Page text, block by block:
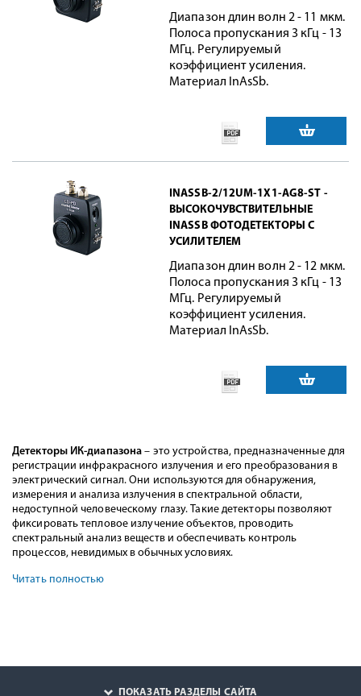
Диапазон длин волн 2 - 11 мкм.
Полоса пропускания 3 кГц - 13
МГц. Регулируемый
коэффициент усиления.
Материал InAsSb.
INASSB-2/12UM-1X1-AG8-ST -
ВЫСОКОЧУВСТВИТЕЛЬНЫЕ
INASSB ФОТОДЕТЕКТОРЫ С
УСИЛИТЕЛЕМ
Диапазон длин волн 2 - 12 мкм.
Полоса пропускания 3 кГц - 13
МГц. Регулируемый
коэффициент усиления.
Материал InAsSb.
Детекторы ИК-диапазона – это устройства, предназначенные для
регистрации инфракрасного излучения и его преобразования в
электрический сигнал. Они используются для обнаружения,
измерения и анализа излучения в спектральной области,
недоступной человеческому глазу. Такие детекторы позволяют
фиксировать тепловое излучение объектов, проводить
спектральный анализ веществ и обеспечивать контроль
процессов, невидимых в обычных условиях.
Читать полностью
ПОКАЗАТЬ РАЗДЕЛЫ САЙТА